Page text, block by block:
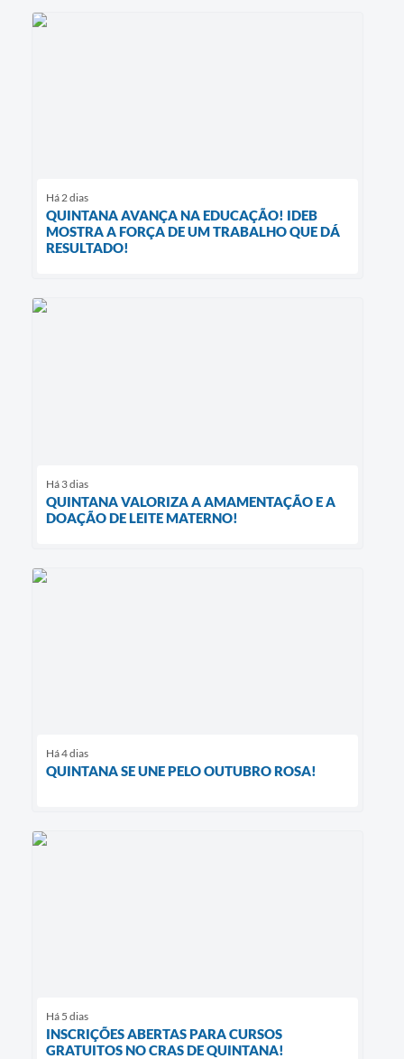
Há 2 dias
QUINTANA AVANÇA NA EDUCAÇÃO! IDEB
MOSTRA A FORÇA DE UM TRABALHO QUE DÁ
RESULTADO!
Há 3 dias
QUINTANA VALORIZA A AMAMENTAÇÃO E A
DOAÇÃO DE LEITE MATERNO!
Há 4 dias
QUINTANA SE UNE PELO OUTUBRO ROSA!
Há 5 dias
INSCRIÇÕES ABERTAS PARA CURSOS
GRATUITOS NO CRAS DE QUINTANA!